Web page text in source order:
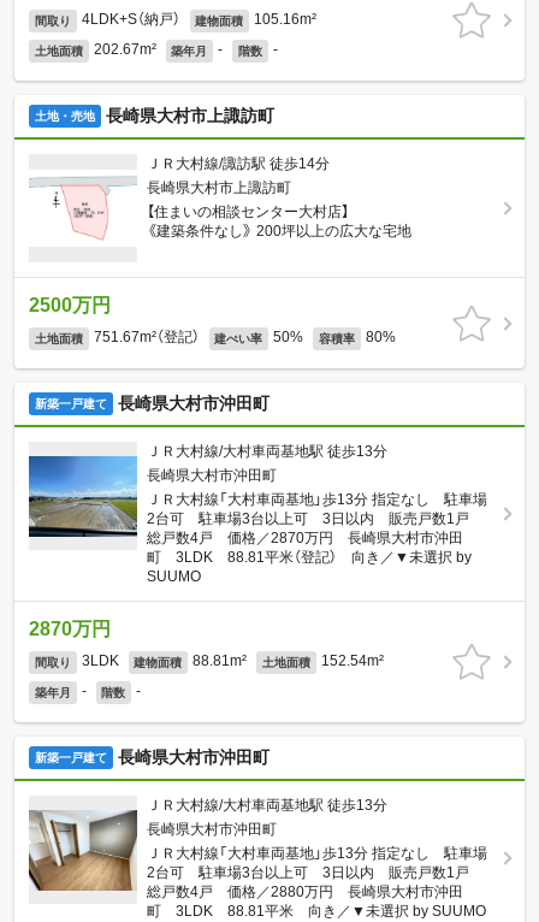
間取り 4LDK+S（納戸） 建物面積 105.16m²
土地面積 202.67m² 築年月 - 階数 -
土地・売地 長崎県大村市上諏訪町
ＪＲ大村線/諏訪駅 徒歩14分
長崎県大村市上諏訪町
【住まいの相談センター大村店】
《建築条件なし》 200坪以上の広大な宅地
2500万円
土地面積 751.67m²（登記） 建ぺい率 50% 容積率 80%
新築一戸建て 長崎県大村市沖田町
ＪＲ大村線/大村車両基地駅 徒歩13分
長崎県大村市沖田町
ＪＲ大村線「大村車両基地」歩13分 指定なし 駐車場
2台可 駐車場3台以上可 3日以内 販売戸数1戸
総戸数4戸 価格／2870万円 長崎県大村市沖田
町 3LDK 88.81平米（登記） 向き／▼未選択 by
SUUMO
2870万円
間取り 3LDK 建物面積 88.81m² 土地面積 152.54m²
築年月 - 階数 -
新築一戸建て 長崎県大村市沖田町
ＪＲ大村線/大村車両基地駅 徒歩13分
長崎県大村市沖田町
ＪＲ大村線「大村車両基地」歩13分 指定なし 駐車場
2台可 駐車場3台以上可 3日以内 販売戸数1戸
総戸数4戸 価格／2880万円 長崎県大村市沖田
町 3LDK 88.81平米 向き／▼未選択 by SUUMO